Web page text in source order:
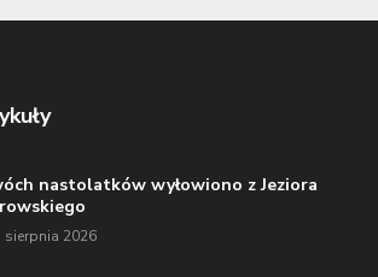
nastolatków wyłowiono z Jeziora
sierpnia 2026